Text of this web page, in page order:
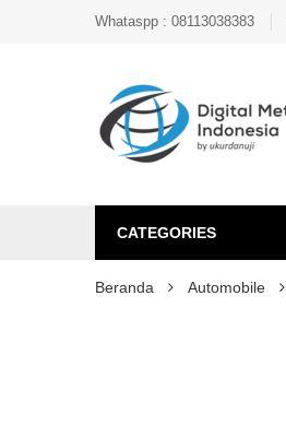
Whataspp : 08113038383
CATEGORIES
Beranda Automobile